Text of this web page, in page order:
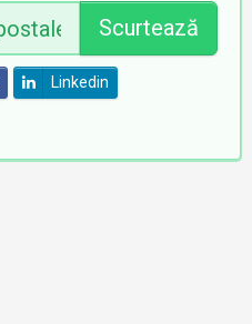
Scurtează
Linkedin